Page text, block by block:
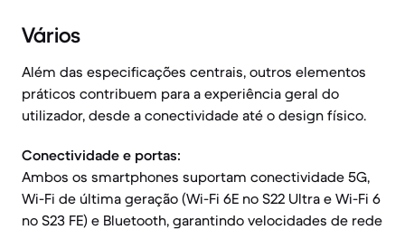
Vários
Além das especificações centrais, outros elementos
práticos contribuem para a experiência geral do
utilizador, desde a conectividade até o design físico.
Conectividade e portas:
Ambos os smartphones suportam conectividade 5G,
Wi-Fi de última geração (Wi-Fi 6E no S22 Ultra e Wi-Fi 6
no S23 FE) e Bluetooth, garantindo velocidades de rede